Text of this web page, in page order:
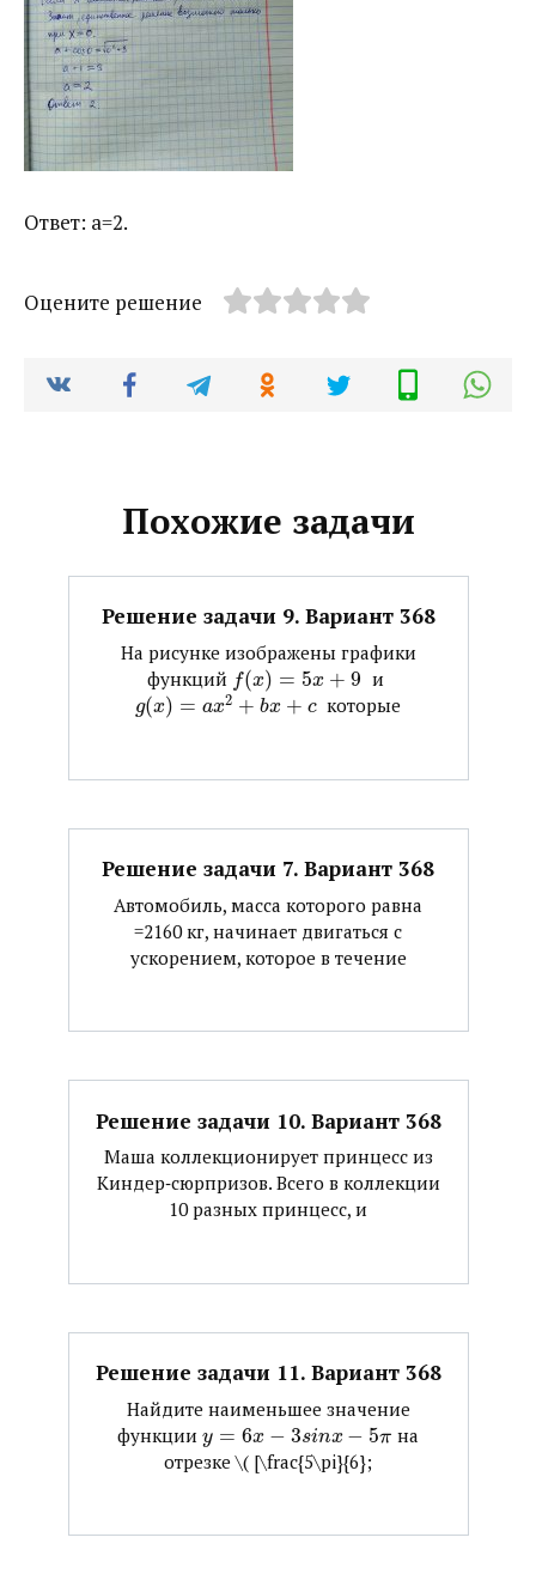
Ответ: a=2.
Оцените решение
Похожие задачи
Решение задачи 9. Вариант 368
На рисунке изображены графики
функций ​ f(x) = 5x + 9 ​ и ​
g(x) = ax2 + bx + c ​ которые
Решение задачи 7. Вариант 368
Автомобиль, масса которого равна
=2160 кг, начинает двигаться с
ускорением, которое в течение
Решение задачи 10. Вариант 368
Маша коллекционирует принцесс из
Киндер‐сюрпризов. Всего в коллекции
10 разных принцесс, и
Решение задачи 11. Вариант 368
Найдите наименьшее значение
функции ​ y = 6x − 3sinx − 5π ​ на
отрезке ​\( [\frac{5\pi}{6};